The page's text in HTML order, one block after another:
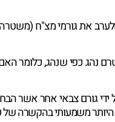
את גורמי מצ"ח
נהג כפי שנהג, כלומר
גורם צבאי אחר אשר
משמעותי בהקשרה של